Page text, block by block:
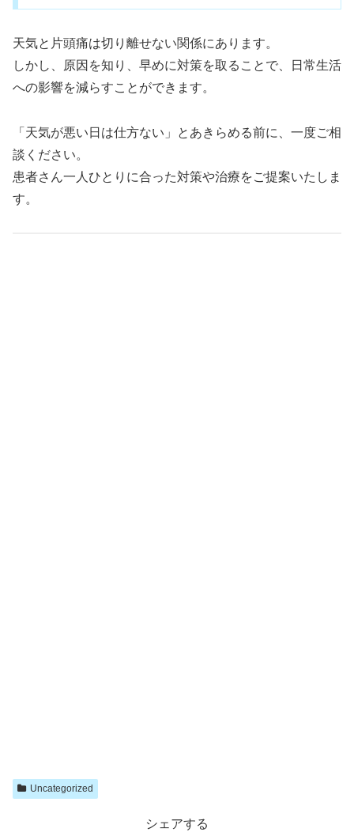
天気と片頭痛は切り離せない関係にあります。
しかし、原因を知り、早めに対策を取ることで、日常生活
への影響を減らすことができます。
「天気が悪い日は仕方ない」とあきらめる前に、一度ご相
談ください。
患者さん一人ひとりに合った対策や治療をご提案いたしま
す。
Uncategorized
シェアする